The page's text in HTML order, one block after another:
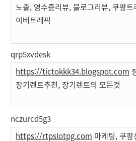
노출, 영수증리뷰, 블로그리뷰, 쿠팡
이버트래픽
qrp5xvdesk
https://tictokkk34.blogspot.com
장기렌트추천, 장기렌트의 모든것
nczurcd5g3
https://rtpslotpg.com 마케팅, 쿠